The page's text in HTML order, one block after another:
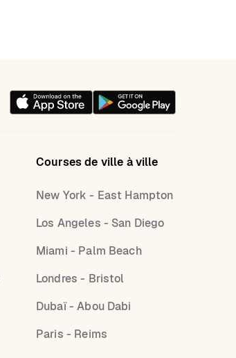
Courses de ville à ville
New York - East Hampton
Los Angeles - San Diego
Miami - Palm Beach
Londres - Bristol
Dubaï - Abou Dabi
Paris - Reims